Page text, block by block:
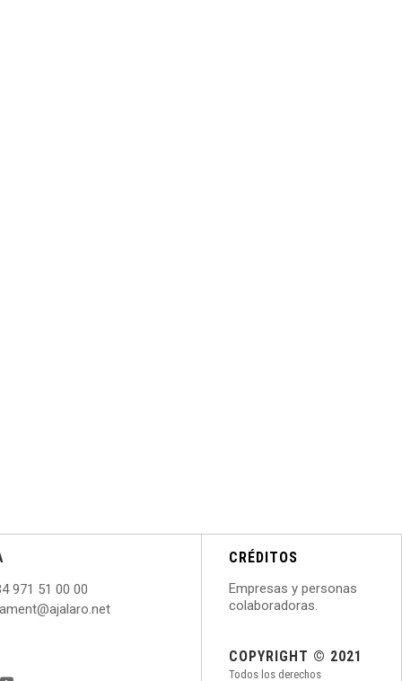
971 51 00 00
CRÉDITOS
Empresas y personas
colaboradoras.
COPYRIGHT © 2021
Todos los derechos